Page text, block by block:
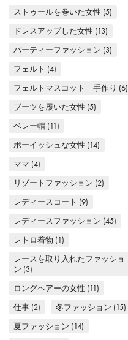
ストゥールを巻いた女性 (5)
ドレスアップした女性 (13)
パーティーファッション (3)
フェルト (4)
フェルトマスコット 手作り (6)
ブーツを履いた女性 (5)
ベレー帽(11)
ボーイッシュな女性 (14)
ママ (4)
リゾートファッション (2)
レディースコート (9)
レディースファッション (45)
レトロ着物 (1)
レースを取り入れたファッショ
ン (3)
ロングヘアーの女性 (11)
仕事(2) 冬ファッション (15)
夏ファッション (14)